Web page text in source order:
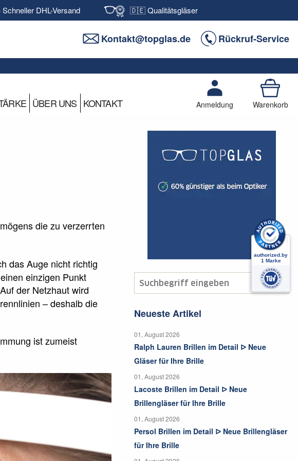
Schneller DHL-Versand 🇩🇪 Qualitätsgläser
Kontakt@topglas.de Rückruf-Service
ÜBER UNS KONTAKT Anmeldung Warenkorb
die zu verzerrten
das Auge nicht richtig
einzigen Punkt
der Netzhaut wird
– deshalb die
ist zumeist
Neueste Artikel
01, August 2026
Ralph Lauren Brillen im Detail ᐅ Neue
Gläser für Ihre Brille
01, August 2026
Lacoste Brillen im Detail ᐅ Neue
Brillengläser für Ihre Brille
01, August 2026
Persol Brillen im Detail ᐅ Neue Brillengläser
für Ihre Brille